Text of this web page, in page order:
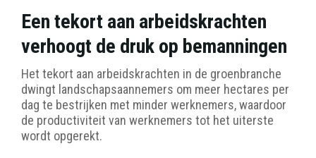
Een tekort aan arbeidskrachten
verhoogt de druk op bemanningen
Het tekort aan arbeidskrachten in de groenbranche
dwingt landschapsaannemers om meer hectares per
dag te bestrijken met minder werknemers, waardoor
de productiviteit van werknemers tot het uiterste
wordt opgerekt.